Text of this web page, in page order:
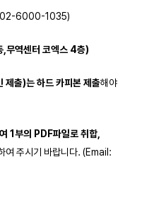
6000-1035)
, 무역센터 코엑스 4층)
제출)는 하드 카피본 제출해야
1 부의 PDF파일로 취합,
여 주시기 바랍니다. (Email: